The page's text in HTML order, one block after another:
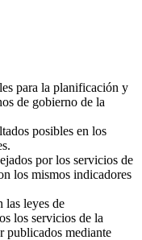
para la planificación y
de gobierno de la
posibles en los
por los servicios de
los mismos indicadores
las leyes de
los servicios de la
publicados mediante